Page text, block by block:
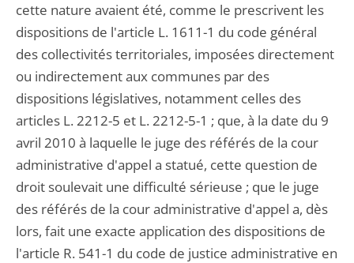
cette nature avaient été, comme le prescrivent les
dispositions de l'article L. 1611-1 du code général
des collectivités territoriales, imposées directement
ou indirectement aux communes par des
dispositions législatives, notamment celles des
articles L. 2212-5 et L. 2212-5-1 ; que, à la date du 9
avril 2010 à laquelle le juge des référés de la cour
administrative d'appel a statué, cette question de
droit soulevait une difficulté sérieuse ; que le juge
des référés de la cour administrative d'appel a, dès
lors, fait une exacte application des dispositions de
l'article R. 541-1 du code de justice administrative en